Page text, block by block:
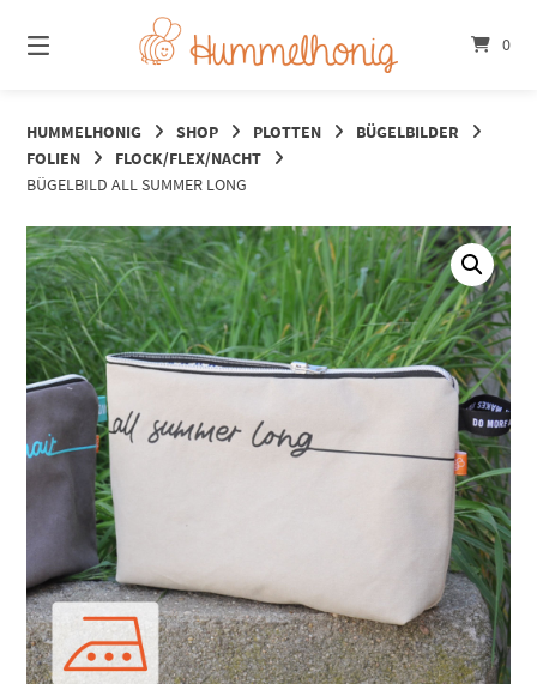
zum
Inhalt
0
HUMMELHONIG SHOP PLOTTEN
BÜGELBILDER
FOLIEN
FLOCK/FLEX/NACHT
BÜGELBILD ALL SUMMER LONG